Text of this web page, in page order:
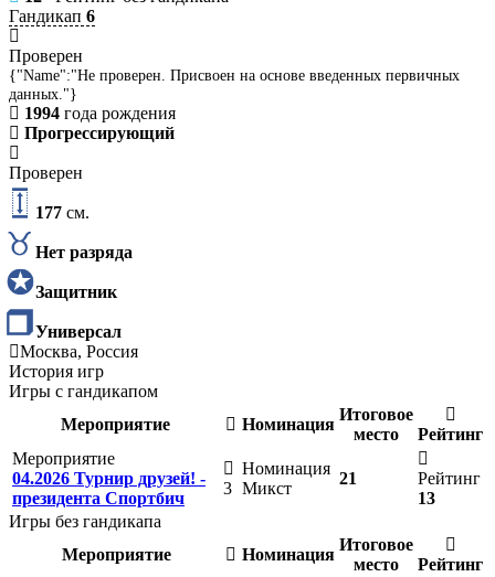
Гандикап 6
Проверен
{"Name":"Не проверен. Присвоен на основе введенных первичных
данных."}
1994 года рождения
Прогрессирующий
Проверен
177 см.
Нет разряда
Защитник
Универсал
Москва, Россия
История игр
Игры с гандикапом
Мероприятие
Номинация
Итоговое
место
Рейтинг
Мероприятие
04.2026 Турнир друзей! -
президента Спортбич
3
Номинация
Микст
21
Рейтинг
13
Игры без гандикапа
Мероприятие
Номинация
Итоговое
место
Рейтинг